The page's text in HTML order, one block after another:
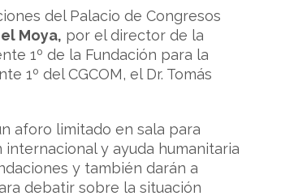
del Palacio de Congresos
Moya, por el director de la
1º de la Fundación para la
1º del CGCOM, el Dr. Tomás
aforo limitado en sala para
y ayuda humanitaria
y también darán a
debatir sobre la situación